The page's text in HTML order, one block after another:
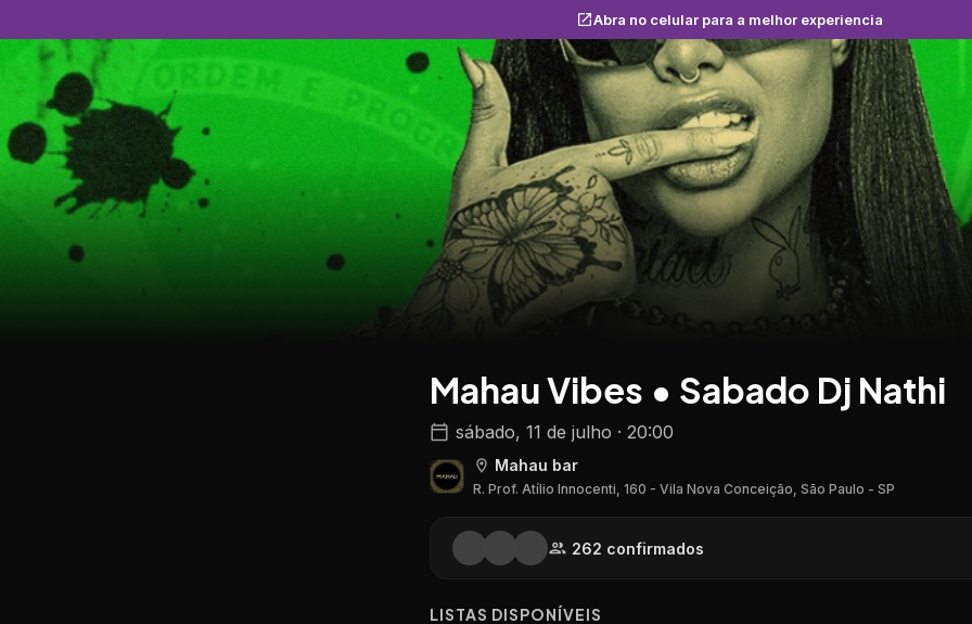
Abra no celular para a melhor experiencia
Mahau Vibes • Sabado Dj Nathi
sábado, 11 de julho · 20:00
Mahau bar
R. Prof. Atílio Innocenti, 160 - Vila Nova Conceição, São Paulo - SP
262 confirmados
LISTAS DISPONÍVEIS